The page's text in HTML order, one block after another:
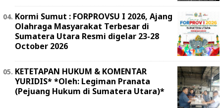
Kormi Sumut : FORPROVSU I 2026, Ajang
Olahraga Masyarakat Terbesar di
Sumatera Utara Resmi digelar 23-28
October 2026
KETETAPAN HUKUM & KOMENTAR
YURIDIS* *Oleh: Legiman Pranata
(Pejuang Hukum di Sumatera Utara)*